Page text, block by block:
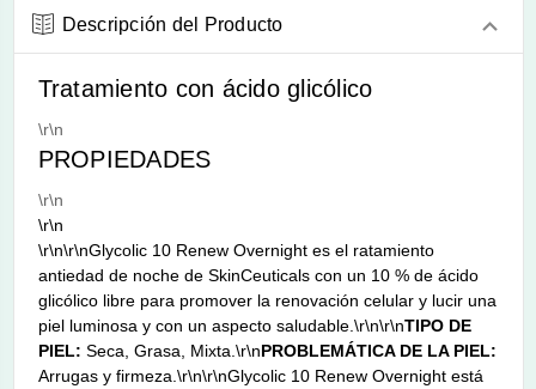
Descripción del Producto
Tratamiento con ácido glicólico
\r\n
PROPIEDADES
\r\n
\r\n
\r\n\r\nGlycolic 10 Renew Overnight es el ratamiento
antiedad de noche de SkinCeuticals con un 10 % de ácido
glicólico libre para promover la renovación celular y lucir una
piel luminosa y con un aspecto saludable.\r\n\r\nTIPO DE
PIEL: Seca, Grasa, Mixta.\r\nPROBLEMÁTICA DE LA PIEL:
Arrugas y firmeza.\r\n\r\nGlycolic 10 Renew Overnight está